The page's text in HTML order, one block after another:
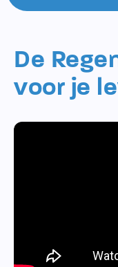
De
voor je